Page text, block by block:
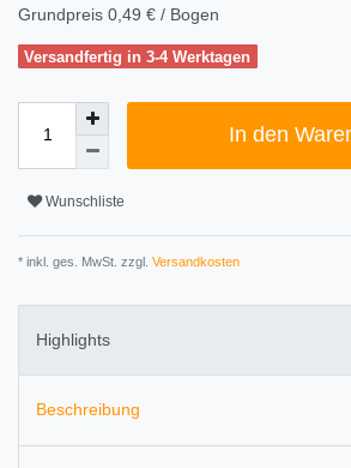
Grundpreis 0,49 € / Bogen
Versandfertig in 3-4 Werktagen
In den
Wunschliste
* inkl. ges. MwSt. zzgl. Versandkosten
Highlights
Beschreibung